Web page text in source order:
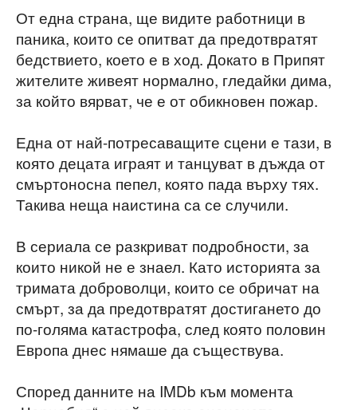
От една страна, ще видите работници в
паника, които се опитват да предотвратят
бедствието, което е в ход. Докато в Припят
жителите живеят нормално, гледайки дима,
за който вярват, че е от обикновен пожар.
Една от най-потресаващите сцени е тази, в
която децата играят и танцуват в дъжда от
смъртоносна пепел, която пада върху тях.
Такива неща наистина са се случили.
В сериала се разкриват подробности, за
които никой не е знаел. Като историята за
тримата доброволци, които се обричат на
смърт, за да предотвратят достигането до
по-голяма катастрофа, след която половин
Европа днес нямаше да съществува.
Според данните на IMDb към момента